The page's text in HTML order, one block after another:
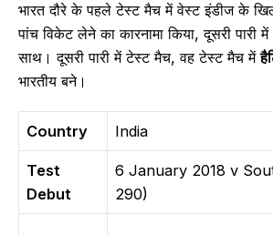
भारत दौरे के पहले टेस्ट मैच में वेस्ट इंडीज के
पांच विकेट लेने का कारनामा किया, दूसरी
साथ। दूसरी पारी में टेस्ट मैच, वह टेस्ट मैच में
भारतीय बने।
Country India
Test
Debut
6 January 2018 v
290)